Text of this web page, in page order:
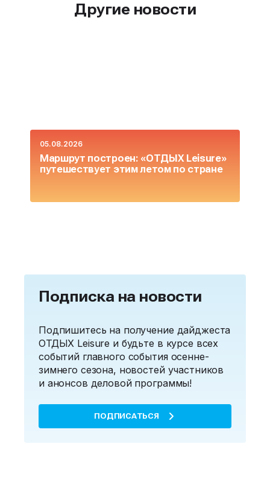
Другие новости
05.08.2026
Маршрут построен: «ОТДЫХ Leisure»
путешествует этим летом по стране
Подписка на новости
Подпишитесь на получение дайджеста
ОТДЫХ Leisure и будьте в курсе всех
событий главного события осенне-
зимнего сезона, новостей участников
и анонсов деловой программы!
ПОДПИСАТЬСЯ